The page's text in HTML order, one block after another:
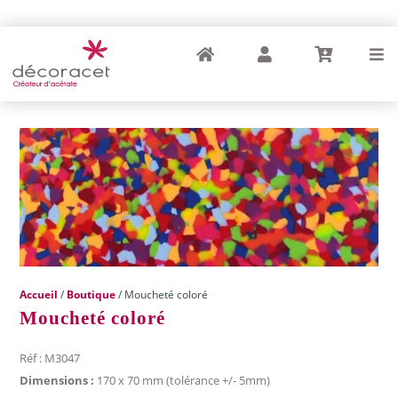
Accueil / Boutique/ Moucheté coloré
Moucheté coloré
Réf : M3047
Dimensions : 170 x 70 mm (tolérance +/- 5mm)